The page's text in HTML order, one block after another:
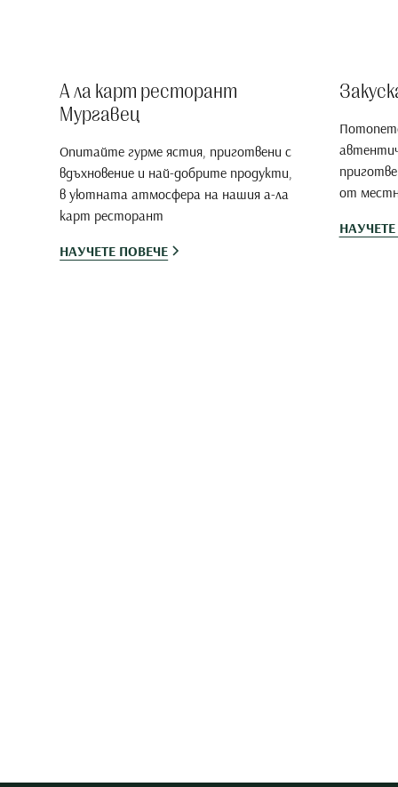
А ла карт ресторант
Мургавец
Опитайте гурме ястия, приготвени с
вдъхновение и най-добрите продукти,
в уютната атмосфера на нашия а-ла
карт ресторант
НАУЧЕТЕ ПОВЕЧЕ
от